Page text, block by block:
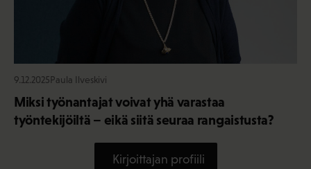
9.12.2025Paula Ilveskivi
Miksi työnantajat voivat yhä varastaa
työntekijöiltä – eikä siitä seuraa rangaistusta?
Kirjoittajan profiili